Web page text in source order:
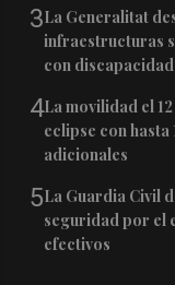
3La Generalitat
infraestructuras
con discapacidad
4La movilidad el
eclipse con hasta
adicionales
5La Guardia Civil
seguridad por el
efectivos